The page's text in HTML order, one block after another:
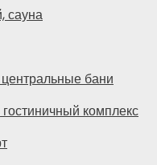
сауна
бани
гостиничный комплекс